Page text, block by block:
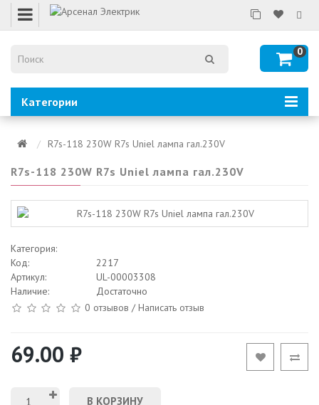
0
Категории
R7s-118 230W R7s Uniel лампа гал.230V
R7s-118 230W R7s Uniel лампа гал.230V
Категория:
Код:
2217
Артикул:
UL-00003308
Наличие:
Достаточно
0 отзывов /Написать отзыв
69.00 ₽
В КОРЗИНУ